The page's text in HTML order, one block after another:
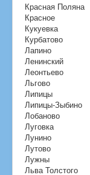
Красная Поляна
Красное
Кукуевка
Курбатово
Лапино
Ленинский
Леонтьево
Льгово
Липицы
Липицы-Зыбино
Лобаново
Луговка
Лунино
Лутово
Лужны
Льва Толстого